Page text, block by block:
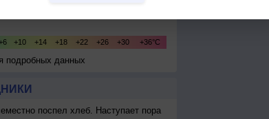
подробных данных
поспел хлеб. Наступает пора